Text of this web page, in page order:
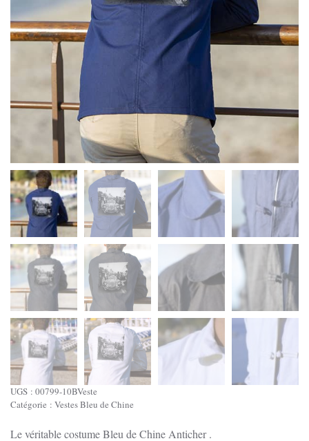
UGS : 00799-10BVeste
Catégorie : Vestes Bleu de Chine
Le véritable costume Bleu de Chine Anticher .